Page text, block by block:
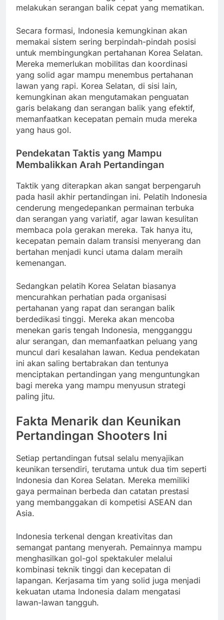
melakukan serangan balik cepat yang mematikan.
Secara formasi, Indonesia kemungkinan akan
memakai sistem sering berpindah-pindah posisi
untuk membingungkan pertahanan Korea Selatan.
Mereka memerlukan mobilitas dan koordinasi
yang solid agar mampu menembus pertahanan
lawan yang rapi. Korea Selatan, di sisi lain,
kemungkinan akan mengutamakan penguatan
garis belakang dan serangan balik yang efektif,
memanfaatkan kecepatan pemain muda mereka
yang haus gol.
Pendekatan Taktis yang Mampu
Membalikkan Arah Pertandingan
Taktik yang diterapkan akan sangat berpengaruh
pada hasil akhir pertandingan ini. Pelatih Indonesia
cenderung mengedepankan permainan terbuka
dan serangan yang variatif, agar lawan kesulitan
membaca pola gerakan mereka. Tak hanya itu,
kecepatan pemain dalam transisi menyerang dan
bertahan menjadi kunci utama dalam meraih
kemenangan.
Sedangkan pelatih Korea Selatan biasanya
mencurahkan perhatian pada organisasi
pertahanan yang rapat dan serangan balik
berdedikasi tinggi. Mereka akan mencoba
menekan garis tengah Indonesia, mengganggu
alur serangan, dan memanfaatkan peluang yang
muncul dari kesalahan lawan. Kedua pendekatan
ini akan saling bertabrakan dan tentunya
menciptakan pertandingan yang menguntungkan
bagi mereka yang mampu menyusun strategi
paling jitu.
Fakta Menarik dan Keunikan
Pertandingan Shooters Ini
Setiap pertandingan futsal selalu menyajikan
keunikan tersendiri, terutama untuk dua tim seperti
Indonesia dan Korea Selatan. Mereka memiliki
gaya permainan berbeda dan catatan prestasi
yang membanggakan di kompetisi ASEAN dan
Asia.
Indonesia terkenal dengan kreativitas dan
semangat pantang menyerah. Pemainnya mampu
menghasilkan gol-gol spektakuler melalui
kombinasi teknik tinggi dan kecepatan di
lapangan. Kerjasama tim yang solid juga menjadi
kekuatan utama Indonesia dalam mengatasi
lawan-lawan tangguh.